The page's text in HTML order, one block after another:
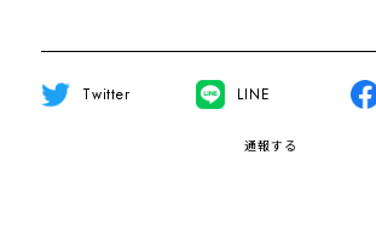
Twitter LINE
通報する